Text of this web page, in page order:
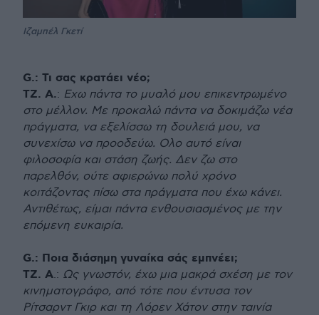
Ιζαμπέλ Γκετί
G.: Τι σας κρατάει νέo;
ΤΖ. Α.: Εχω πάντα το μυαλό μου επικεντρωμένο
στο μέλλον. Με προκαλώ πάντα να δοκιμάζω νέα
πράγματα, να εξελίσσω τη δουλειά μου, να
συνεχίσω να προοδεύω. Ολο αυτό είναι
φιλοσοφία και στάση ζωής. Δεν ζω στο
παρελθόν, ούτε αφιερώνω πολύ χρόνο
κοιτάζοντας πίσω στα πράγματα που έχω κάνει.
Αντιθέτως, είμαι πάντα ενθουσιασμένος με την
επόμενη ευκαιρία.
G.: Ποια διάσημη γυναίκα σάς εμπνέει;
ΤΖ. Α.: Ως γνωστόν, έχω μια μακρά σχέση με τον
κινηματογράφο, από τότε που έντυσα τον
Ρίτσαρντ Γκιρ και τη Λόρεν Χάτον στην ταινία